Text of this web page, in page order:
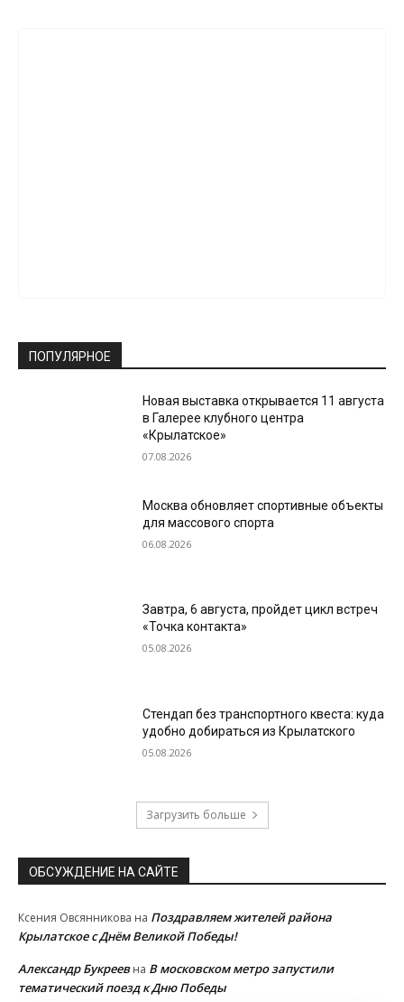
ПОПУЛЯРНОЕ
Новая выставка открывается 11 августа
в Галерее клубного центра
«Крылатское»
07.08.2026
Москва обновляет спортивные объекты
для массового спорта
06.08.2026
Завтра, 6 августа, пройдет цикл встреч
«Точка контакта»
05.08.2026
Стендап без транспортного квеста: куда
удобно добираться из Крылатского
05.08.2026
Загрузить больше
ОБСУЖДЕНИЕ НА САЙТЕ
Ксения Овсянникова на Поздравляем жителей района
Крылатское с Днём Великой Победы!
Александр Букреевна В московском метро запустили
тематический поезд к Дню Победы